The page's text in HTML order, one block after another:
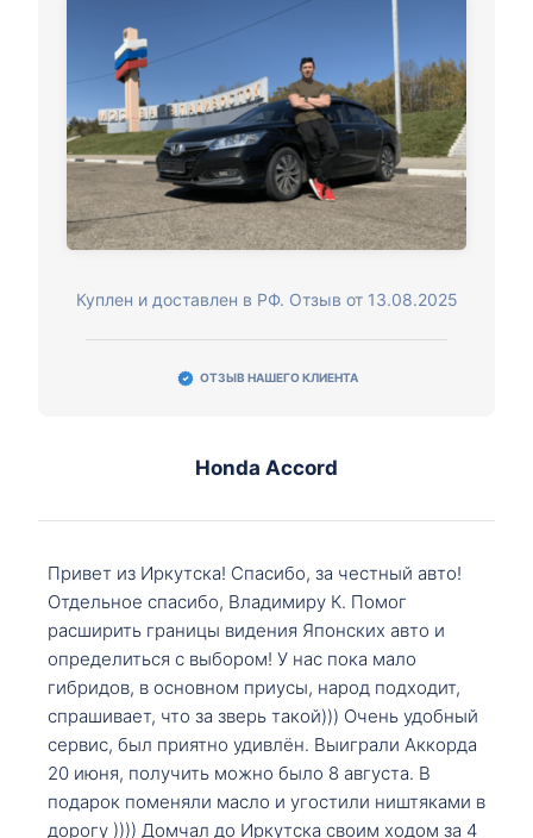
Куплен и доставлен в РФ. Отзыв от 13.08.2025
ОТЗЫВ НАШЕГО КЛИЕНТА
Honda Accord
Привет из Иркутска! Спасибо, за честный авто!
Отдельное спасибо, Владимиру К. Помог
расширить границы видения Японских авто и
определиться с выбором! У нас пока мало
гибридов, в основном приусы, народ подходит,
спрашивает, что за зверь такой))) Очень удобный
сервис, был приятно удивлён. Выиграли Аккорда
20 июня, получить можно было 8 августа. В
подарок поменяли масло и угостили ништяками в
дорогу )))) Домчал до Иркутска своим ходом за 4